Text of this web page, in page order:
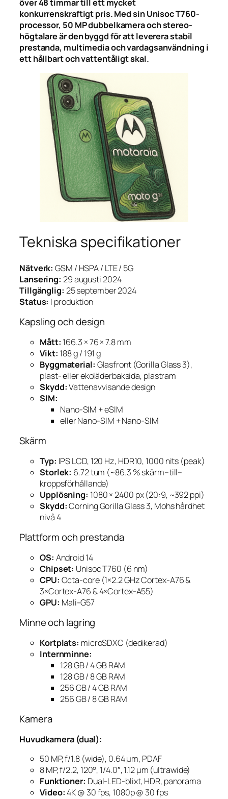
över 48 timmar till ett mycket
konkurrenskraftigt pris. Med sin Unisoc T760-
processor, 50 MP dubbelkamera och stereo­
högtalare är den byggd för att leverera stabil
prestanda, multimedia och vardagsanvändning i
ett hållbart och vattentåligt skal.
Tekniska specifikationer
Nätverk: GSM / HSPA / LTE / 5G
Lansering: 29 augusti 2024
Tillgänglig: 25 september 2024
Status: I produktion
Kapsling och design
Mått: 166.3 × 76 × 7.8 mm
Vikt: 188 g / 191 g
Byggmaterial: Glasfront (Gorilla Glass 3),
plast- eller ekoläderbaksida, plast­ram
Skydd:Vattenavvisande design
SIM:
Nano-SIM + eSIM
eller Nano-SIM + Nano-SIM
Skärm
Typ: IPS LCD, 120 Hz, HDR10, 1000 nits (peak)
Storlek: 6.72 tum (~86.3 % skärm–till–
kroppsförhållande)
Upplösning: 1080 × 2400 px (20:9, ~392 ppi)
Skydd:Corning Gorilla Glass 3, Mohs hårdhet
nivå 4
Plattform och prestanda
OS: Android 14
Chipset: Unisoc T760 (6 nm)
CPU: Octa-core (1×2.2 GHz Cortex-A76 &
3×Cortex-A76 & 4×Cortex-A55)
GPU: Mali-G57
Minne och lagring
Kortplats: microSDXC (dedikerad)
Internminne:
128 GB / 4 GB RAM
128 GB / 8 GB RAM
256 GB / 4 GB RAM
256 GB / 8 GB RAM
Kamera
Huvudkamera (dual):
50 MP, f/1.8 (wide), 0.64 µm, PDAF
8 MP, f/2.2, 120°, 1/4.0″, 1.12 µm (ultrawide)
Funktioner: Dual-LED-blixt, HDR, panorama
Video:4K @ 30 fps, 1080p @ 30 fps